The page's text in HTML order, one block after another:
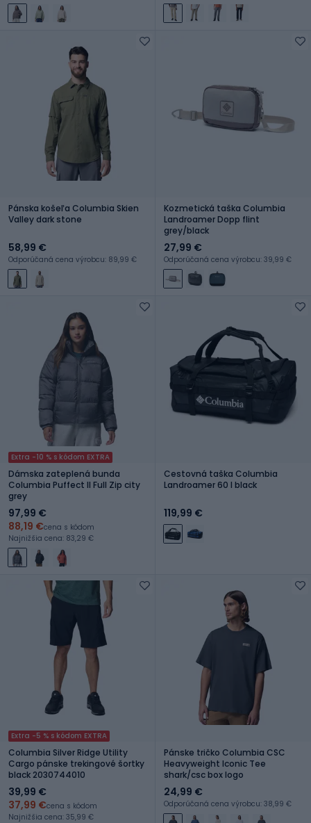
Pánska košeľa Columbia Skien
Valley dark stone
58,99 €
Odporúčaná cena výrobcu: 89,99 €
Kozmetická taška Columbia
Landroamer Dopp flint
grey/black
27,99 €
Odporúčaná cena výrobcu: 39,99 €
Extra -10 % s kódom EXTRA
Dámska zateplená bunda
Columbia Puffect II Full Zip city
grey
97,99 €
88,19 €cena s kódom
Najnižšia cena: 83,29 €
Cestovná taška Columbia
Landroamer 60 l black
119,99 €
Extra -5 % s kódom EXTRA
Columbia Silver Ridge Utility
Cargo pánske trekingové šortky
black 2030744010
39,99 €
37,99 €cena s kódom
Najnižšia cena: 35,99 €
Pánske tričko Columbia CSC
Heavyweight Iconic Tee
shark/csc box logo
24,99 €
Odporúčaná cena výrobcu: 38,99 €